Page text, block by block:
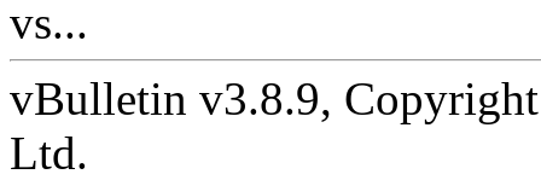
vs...
vBulletin v3.8.9,
Ltd.